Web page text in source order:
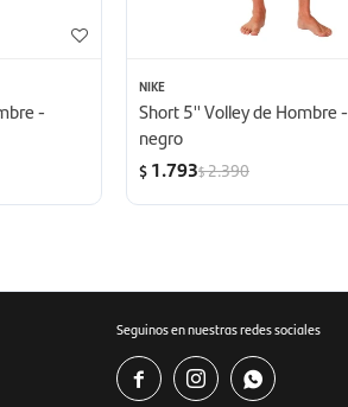
-
NIKE
Short 5'' Volley de Hombre -
negro
$ 1.793$2.390
Seguinos en nuestras redes sociales
  